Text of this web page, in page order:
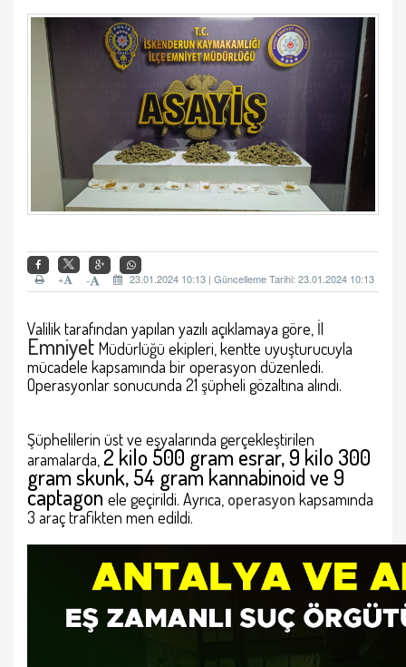
23.01.2024 10:13 | Güncelleme Tarihi: 23.01.2024 10:13
-
+
Valilik tarafından yapılan yazılı açıklamaya göre, İl
Emniyet Müdürlüğü ekipleri, kentte uyuşturucuyla
mücadele kapsamında bir operasyon düzenledi.
Operasyonlar sonucunda 21 şüpheli gözaltına alındı.
Şüphelilerin üst ve eşyalarında gerçekleştirilen
aramalarda, 2 kilo 500 gram esrar, 9 kilo 300
gramskunk, 54 gram kannabinoidve 9
captagon ele geçirildi. Ayrıca, operasyon kapsamında
3 araç trafikten men edildi.